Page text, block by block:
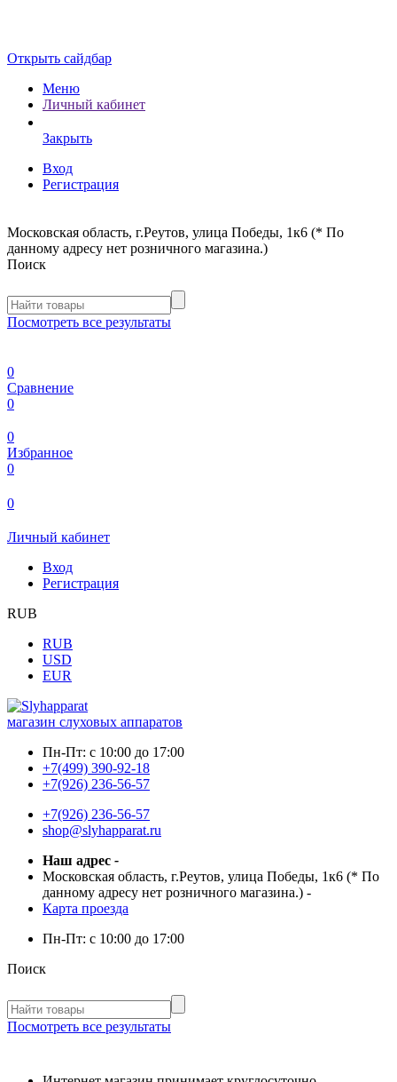
Открыть сайдбар
Меню
Личный кабинет
Закрыть
Вход
Регистрация
Московская область, г.Реутов, улица Победы, 1к6 (* По
данному адресу нет розничного магазина.)
Поиск
Посмотреть все результаты
0
Сравнение
0
0
Избранное
0
0
Личный кабинет
Вход
Регистрация
RUB
RUB
USD
EUR
магазин слуховых аппаратов
Пн-Пт: с 10:00 до 17:00
+7(499) 390-92-18
+7(926) 236-56-57
+7(926) 236-56-57
shop@slyhapparat.ru
Наш адрес -
Московская область, г.Реутов, улица Победы, 1к6 (* По
данному адресу нет розничного магазина.) -
Карта проезда
Пн-Пт: с 10:00 до 17:00
Поиск
Посмотреть все результаты